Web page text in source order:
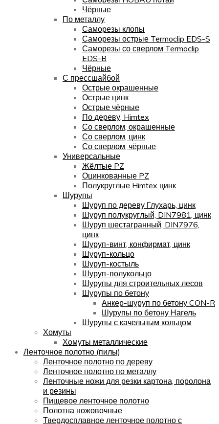
Чёрные
По металлу
Саморезы клопы
Саморезы острые Termoclip EDS-S
Саморезы со сверлом Termoclip
EDS-B
Чёрные
С прессшайбой
Острые окрашенные
Острые цинк
Острые чёрные
По дереву, Himtex
Со сверлом, окрашенные
Со сверлом, цинк
Со сверлом, чёрные
Универсальные
Жёлтые PZ
Оцинкованные PZ
Полукруглые Himtex цинк
Шурупы
Шуруп по дереву Глухарь, цинк
Шуруп полукруглый, DIN7981, цинк
Шуруп шестагранный, DIN7976,
цинк
Шуруп-винт, конфирмат, цинк
Шуруп-кольцо
Шуруп-костыль
Шуруп-полукольцо
Шурупы для строительных лесов
Шурупы по бетону
Анкер-шуруп по бетону CON-R
Шурупы по бетону Нагель
Шурупы с качельным кольцом
Хомуты
Хомуты металлические
Ленточное полотно (пилы)
Ленточное полотно по дереву
Ленточное полотно по металлу
Ленточные ножи для резки картона, поролона
и резины
Пищевое ленточное полотно
Полотна ножовочные
Твердосплавное ленточное полотно с